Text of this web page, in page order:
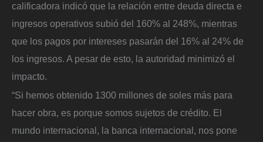
calificadora indicó que la relación entre deuda directa e
ingresos operativos subió del 160% al 248%, mientras
que los pagos por intereses pasarán del 16% al 24% de
los ingresos. A pesar de esto, la autoridad minimizó el
impacto.
“Si hemos obtenido 1300 millones de soles más para
hacer obra, es porque somos sujetos de crédito. El
mundo internacional, la banca internacional, nos pone